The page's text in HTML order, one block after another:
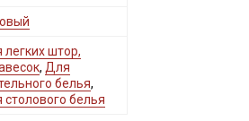
легких штор,
, Для
белья,
столового белья